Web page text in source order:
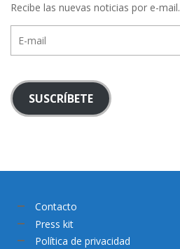
Recibe las nuevas noticias por e-mail.
mail
SUSCRÍBETE
Contacto
Press kit
Política de privacidad